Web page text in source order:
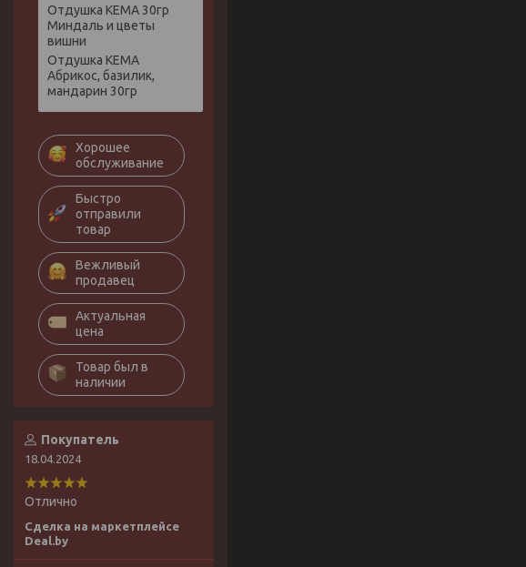
Отдушка КЕМА 30гр
Миндаль и цветы
вишни
Отдушка КЕМА
Абрикос, базилик,
мандарин 30гр
Хорошее
обслуживание
Быстро
отправили
товар
Вежливый
продавец
Актуальная
цена
Товар был в
наличии
Покупатель
18.04.2024
Отлично
Сделка на маркетплейсе
Deal.by